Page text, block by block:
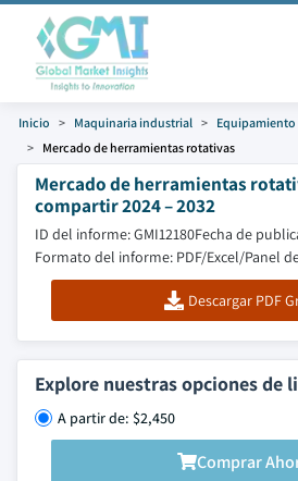
Inicio Maquinaria industrial
Mercado de herramientas rotativas
Mercado de herramientas
compartir 2024 – 2032
ID del informe: GMI12180Fecha de
Formato del informe: PDF/Excel/Panel
Descargar PDF
Explore nuestras opciones de
A partir de: $2,450
Comprar